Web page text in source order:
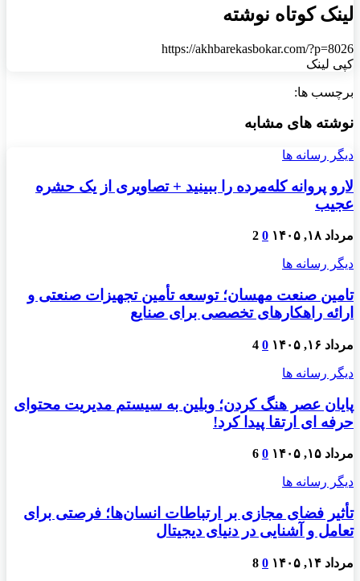
لینک کوتاه نوشته
https://akhbarekasbokar.com/?p=8026
کپی لینک
برچسب ها:
نوشته های مشابه
دیگر رسانه ها
لارو پروانه کله‌مرده را ببینید + تصاویری از یک حشره
عجیب
مرداد ۱۸, ۱۴۰۵ 0
2
دیگر رسانه ها
تامین صنعت مهسان؛ توسعه تأمین تجهیزات صنعتی و
ارائه راهکارهای تخصصی برای صنایع
مرداد ۱۶, ۱۴۰۵ 0
4
دیگر رسانه ها
پایان عصر هنگ کردن؛ وبلین به سیستم مدیریت محتوای
حرفه ای ارتقا پیدا کرد!
مرداد ۱۵, ۱۴۰۵ 0
6
دیگر رسانه ها
تأثیر فضای مجازی بر ارتباطات انسان‌ها؛ فرصتی برای
تعامل و آشنایی در دنیای دیجیتال
مرداد ۱۴, ۱۴۰۵ 0
8